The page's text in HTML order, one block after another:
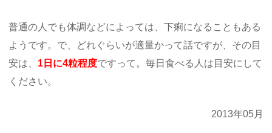
普通の人でも体調などによっては、下痢になることもある
ようです。で、どれぐらいが適量かって話ですが、その目
安は、 1日に4粒程度ですって。毎日食べる人は目安にして
ください。
2013年05月